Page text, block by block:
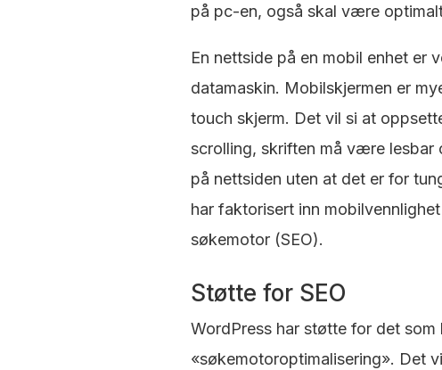
på pc-en, også skal være
En nettside på en mobil enhet er
datamaskin. Mobilskjermen er
touch skjerm. Det vil si at
scrolling, skriften må være lesbar
på nettsiden uten at det er for
har faktorisert inn
søkemotor (SEO).
Støtte for SEO
WordPress har støtte for det som
«søkemotoroptimalisering». Det